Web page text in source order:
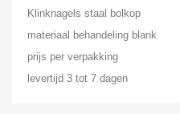
Klinknagels staal bolkop
materiaal behandeling blank
prijs per verpakking
levertijd 3 tot 7 dagen